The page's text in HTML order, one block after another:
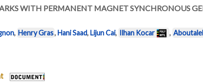
WITH PERMANENT MAGNET SYNCHRONOUS
, Henry Gras,Hani Saad,Lijun Cai, Ilhan Kocar ,